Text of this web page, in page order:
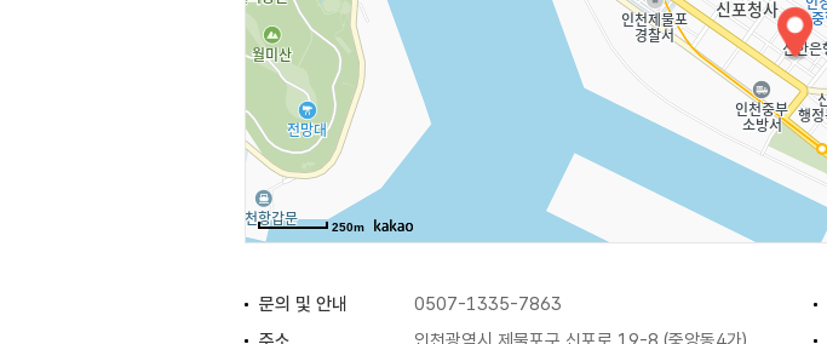
250m
문의 및 안내 0507-1335-7863